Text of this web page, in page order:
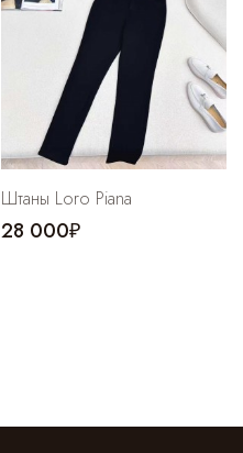
Штаны Loro Piana
28 000₽